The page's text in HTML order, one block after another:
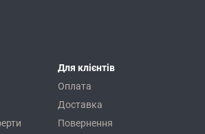
Для клієнтів
Оплата
Доставка
Повернення